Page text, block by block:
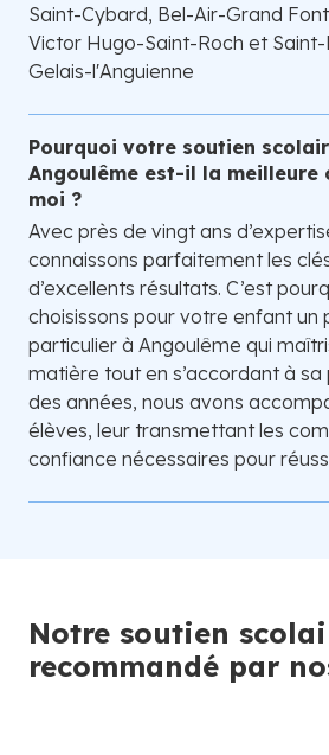
Saint-Cybard, Bel-Air-Grand
Victor Hugo-Saint-Roch et
Gelais-l'Anguienne
Pourquoi votre soutien
Angoulême est-il la meilleure
moi ?
Avec près de vingt ans
connaissons parfaitement les
d’excellents résultats. C’est
choisissons pour votre enfant un
particulier à Angoulême qui
matière tout en s’accordant à sa
des années, nous avons
élèves, leur transmettant les
confiance nécessaires pour
Notre soutien
recommandé par